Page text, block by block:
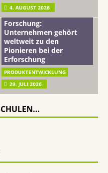
4. AUGUST 2026
Beiersdorf
Hautmikrobiom-
Forschung:
Unternehmen gehört
weltweit zu den
Pionieren bei der
Erforschung
PRODUKTENTWICKLUNG
29. JULI 2026